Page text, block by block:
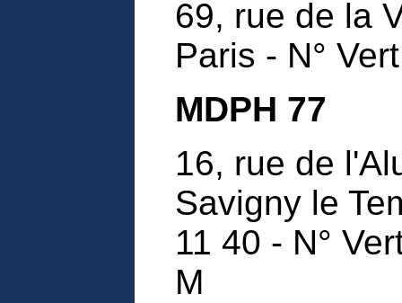
69, rue de la
Paris - N°
MDPH 77
16, rue de
Savigny le
11 40 - N°
M